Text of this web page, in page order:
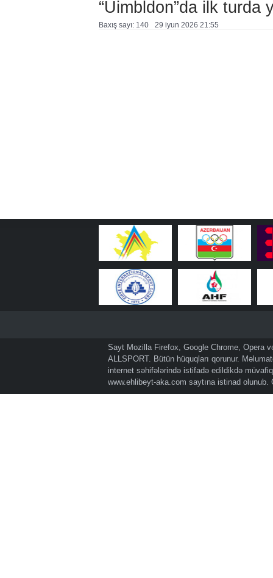
“Uimbldon”da ilk turda
Baxış sayı: 140 29 i̇yun 2026 21:55
Sayt Mozilla Firefox, Google Chrome, Opera
ALLSPORT. Bütün hüquqları qorunur.
internet səhifələrində istifadə edildikdə
www.ehlibeyt-aka.com saytına istinad olunub.